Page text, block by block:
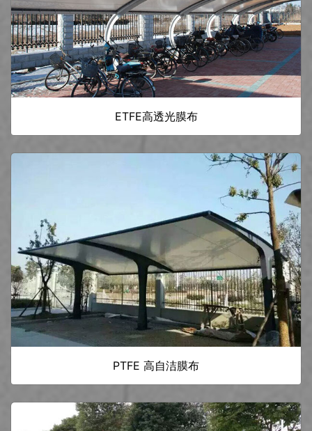
ETFE高透光膜布
PTFE 高自洁膜布